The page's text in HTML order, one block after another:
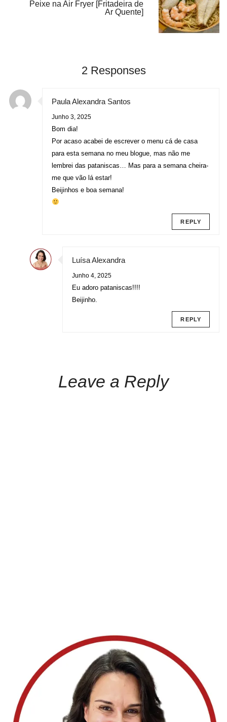
Peixe na Air Fryer [Fritadeira de
Ar Quente]
2 Responses
Paula Alexandra Santos
Junho 3, 2025
Bom dia!
Por acaso acabei de escrever o menu cá de casa
para esta semana no meu blogue, mas não me
lembrei das pataniscas… Mas para a semana cheira-
me que vão lá estar!
Beijinhos e boa semana!
REPLY
Luísa Alexandra
Junho 4, 2025
Eu adoro pataniscas!!!!
Beijinho.
REPLY
Leave a Reply